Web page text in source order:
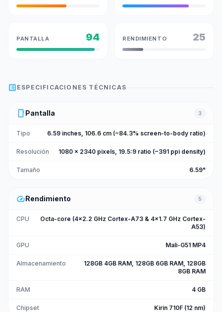
PANTALLA 94 RENDIMIENTO 25
list_alt ESPECIFICACIONES TÉCNICAS
smartphone Pantalla 3
Tipo 6.59 inches, 106.6 cm (~84.3% screen-to-body ratio)
Resolución 1080 x 2340 pixels, 19.5:9 ratio (~391 ppi density)
Tamaño 6.59"
speedRendimiento 5
CPU
Octa-core (4x2.2 GHz Cortex-A73 & 4x1.7 GHz Cortex-
A53)
GPU Mali-G51 MP4
Almacenamiento
128GB 4GB RAM, 128GB 6GB RAM, 128GB
8GB RAM
RAM 4 GB
Chipset Kirin 710F (12 nm)